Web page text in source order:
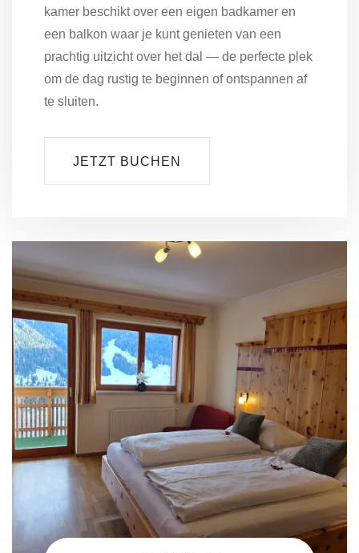
kamer beschikt over een eigen badkamer en
een balkon waar je kunt genieten van een
prachtig uitzicht over het dal — de perfecte plek
om de dag rustig te beginnen of ontspannen af
te sluiten.
JETZT BUCHEN